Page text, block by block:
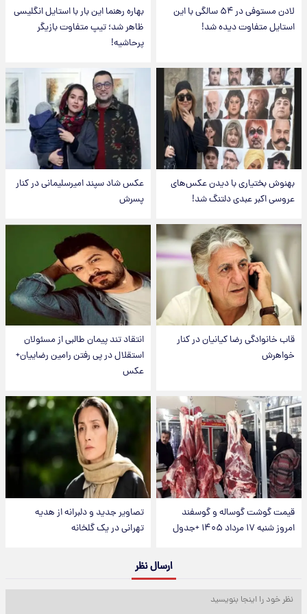
لادن مستوفی در ۵۴ سالگی با این
استایل متفاوت دیده شد!
بهاره رهنما این بار با استایل انگلیسی
ظاهر شد؛ تیپ متفاوت بازیگر
پرحاشیه!
بهنوش بختیاری با دیدن عکس‌های
عروسی اکبر عبدی دلتنگ شد!
عکس شاد سپند امیرسلیمانی در کنار
پسرش
قاب خانوادگی رضا کیانیان در کنار
خواهرش
انتقاد تند پیمان طالبی از مسئولان
استقلال در پی رفتن رامین رضاییان+
عکس
قیمت گوشت گوساله و گوسفند
امروز شنبه ۱۷ مرداد ۱۴۰۵ +جدول
تصاویر جدید و دلبرانه از هدیه
تهرانی در یک گلخانه
ارسال نظر